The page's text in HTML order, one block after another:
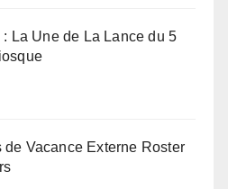
La Une de La Lance du 5
de Vacance Externe Roster